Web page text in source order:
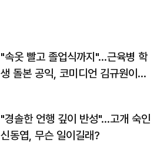
"속옷 빨고 졸업식까지"…근육병 학
생 돌본 공익, 코미디언 김규원이었
"경솔한 언행 깊이 반성"…고개 숙인
신동엽, 무슨 일이길래?